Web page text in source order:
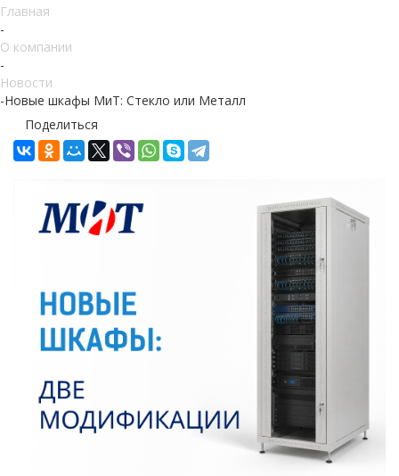
Главная
-
О компании
-
Новости
-Новые шкафы МиТ: Стекло или Металл
Поделиться